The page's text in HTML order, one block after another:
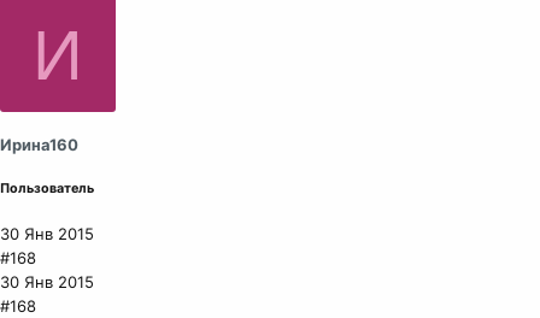
И
Ирина160
Пользователь
30 Янв 2015
#168
30 Янв 2015
#168